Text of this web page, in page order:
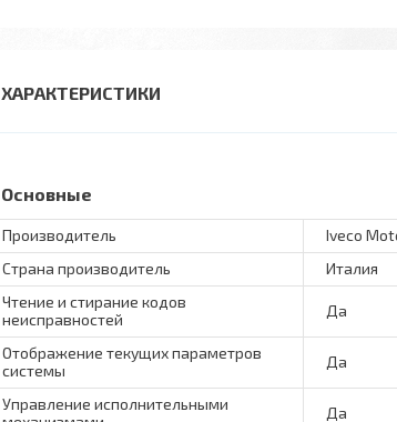
ХАРАКТЕРИСТИКИ
Основные
Производитель
Iveco
Страна производитель
Италия
Чтение и стирание кодов
неисправностей
Да
Отображение текущих параметров
системы
Да
Управление исполнительными
Да